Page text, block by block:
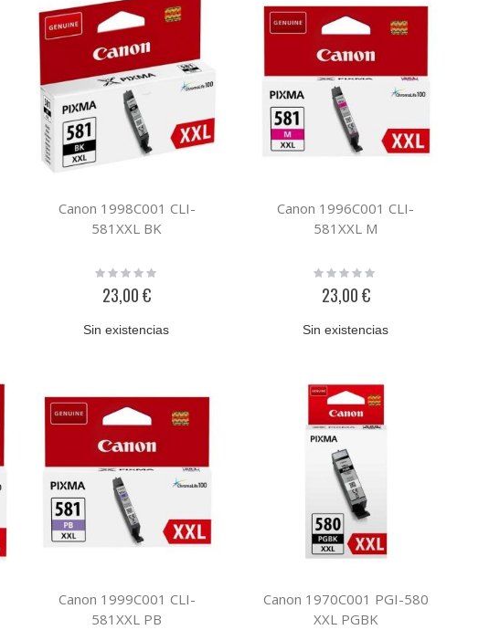
Canon 1998C001 CLI-
581XXL BK
Rating:
23,00 €
Sin existencias
Canon 1996C001 CLI-
581XXL M
Rating:
23,00 €
Sin existencias
Canon 1999C001 CLI-
581XXL PB
Canon 1970C001 PGI-580
XXL PGBK